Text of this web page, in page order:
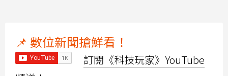
📌 數位新聞搶鮮看！
訂閱《科技玩家》YouTube